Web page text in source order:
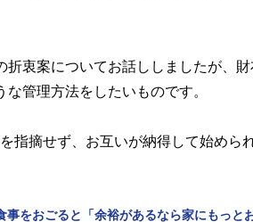
衷案についてお話ししましたが、財
管理方法をしたいものです。
指摘せず、お互いが納得して始めら
をおごると「余裕があるなら家にもっと